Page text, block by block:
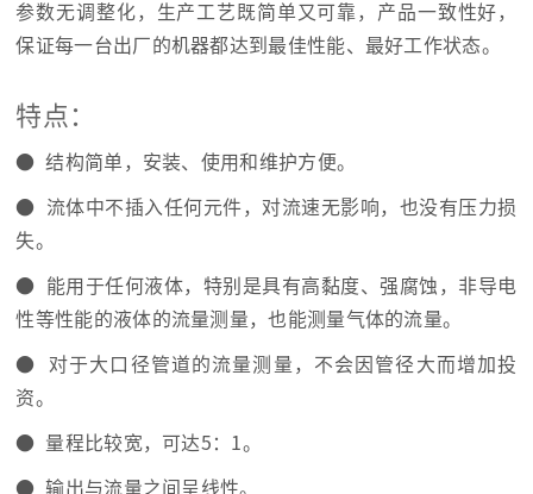
参数无调整化，生产工艺既简单又可靠，产品一致性好，
保证每一台出厂的机器都达到最佳性能、最好工作状态。
特点：
● 结构简单，安装、使用和维护方便。
● 流体中不插入任何元件，对流速无影响，也没有压力损
失。
● 能用于任何液体，特别是具有高黏度、强腐蚀，非导电
性等性能的液体的流量测量，也能测量气体的流量。
● 对于大口径管道的流量测量，不会因管径大而增加投
资。
● 量程比较宽，可达5：1。
● 输出与流量之间呈线性。